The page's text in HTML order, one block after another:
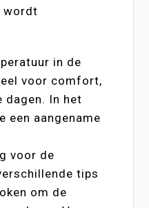
wordt
in de
voor comfort,
dagen. In het
een aangename
voor de
tips
om de